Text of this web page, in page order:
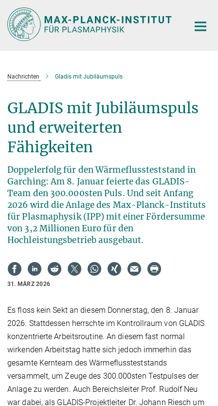
Hauptinhalt
Nachrichten Gladis mit Jubiläumspuls
GLADIS mit Jubiläumspuls
und erweiterten
Fähigkeiten
Doppelerfolg für den Wärmeflussteststand in
Garching: Am 8. Januar feierte das GLADIS-
Team den 300.000sten Puls. Und seit Anfang
2026 wird die Anlage des Max-Planck-Instituts
für Plasmaphysik (IPP) mit einer Fördersumme
von 3,2 Millionen Euro für den
Hochleistungsbetrieb ausgebaut.
31. MÄRZ 2026
Es floss kein Sekt an diesem Donnerstag, den 8. Januar
2026. Stattdessen herrschte im Kontrollraum von GLADIS
konzentrierte Arbeitsroutine. An diesem fast normal
wirkenden Arbeitstag hatte sich jedoch immerhin das
gesamte Kernteam des Wärmeflussteststands
versammelt, um Zeuge des 300.000sten Testpulses der
Anlage zu werden. Auch Bereichsleiter Prof. Rudolf Neu
war dabei, als GLADIS-Projektleiter Dr. Johann Riesch um